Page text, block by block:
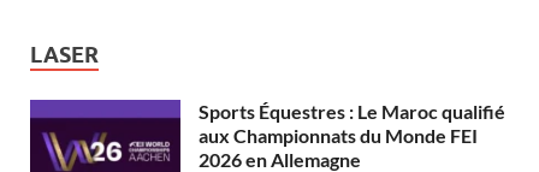
LASER
Sports Équestres : Le Maroc qualifié
aux Championnats du Monde FEI
2026 en Allemagne